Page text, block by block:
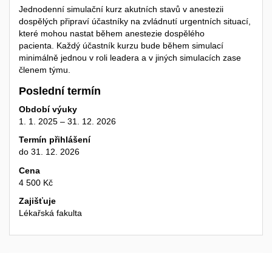
Jednodenní simulační kurz akutních stavů v anestezii
dospělých připraví účastníky na zvládnutí urgentních situací,
které mohou nastat během anestezie dospělého
pacienta. Každý účastník kurzu bude během simulací
minimálně jednou v roli leadera a v jiných simulacích zase
členem týmu.
Poslední termín
Období výuky
1. 1. 2025 – 31. 12. 2026
Termín přihlášení
do 31. 12. 2026
Cena
4 500 Kč
Zajišťuje
Lékařská fakulta